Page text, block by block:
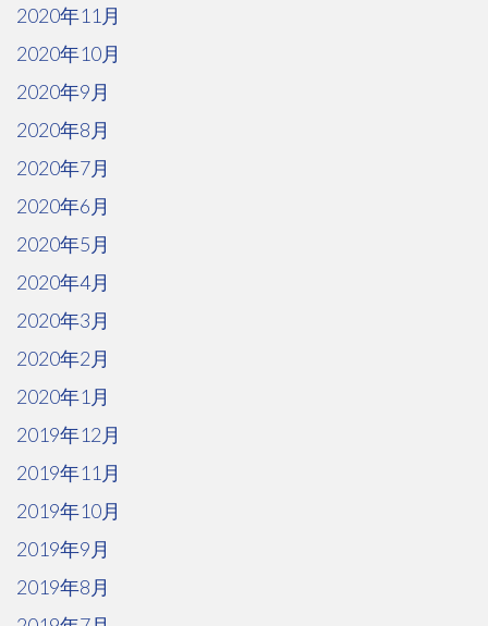
2020年11月
2020年10月
2020年9月
2020年8月
2020年7月
2020年6月
2020年5月
2020年4月
2020年3月
2020年2月
2020年1月
2019年12月
2019年11月
2019年10月
2019年9月
2019年8月